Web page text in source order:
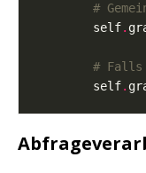
#
        self
.
# Falls
        self
.